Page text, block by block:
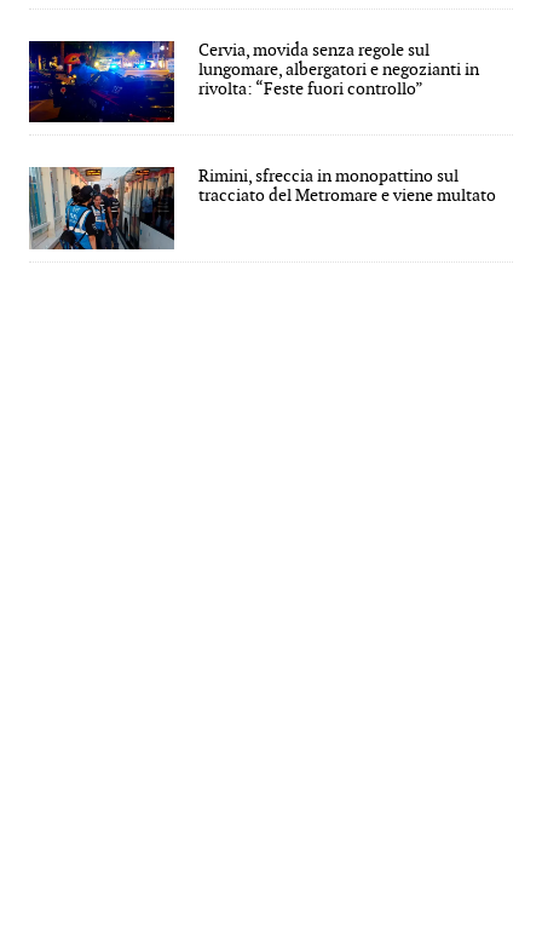
Cervia, movida senza regole sul
lungomare, albergatori e negozianti in
rivolta: “Feste fuori controllo”
Rimini, sfreccia in monopattino sul
tracciato del Metromare e viene multato